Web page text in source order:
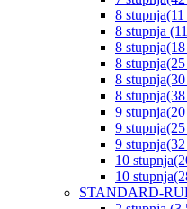
8
8 stupnja
8
8
8
8
9
9
9
10
10
STANDARD-